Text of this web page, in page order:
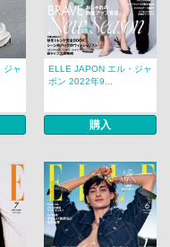
ジャ
ELLE JAPON エル・ジャ
ポン 2022年9...
購入